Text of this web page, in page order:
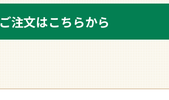
ご注文はこちらから